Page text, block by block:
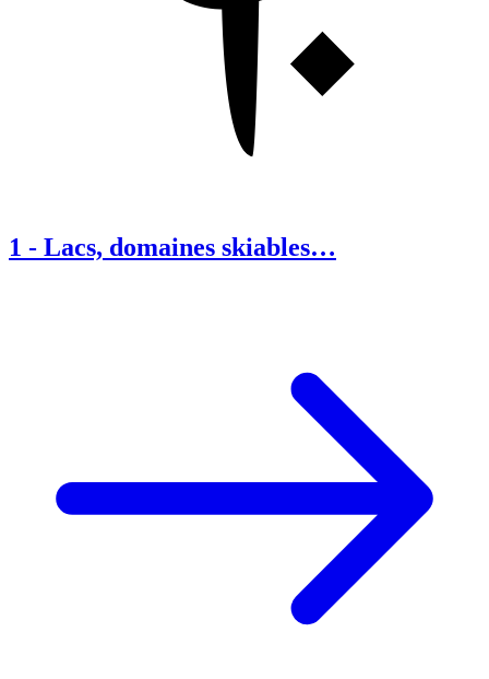
1 - Lacs, domaines skiables…